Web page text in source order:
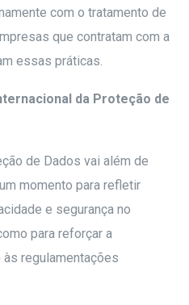
com o tratamento de
que contratam com a
essas práticas.
da Proteção de
de Dados vai além de
momento para refletir
e segurança no
para reforçar a
regulamentações